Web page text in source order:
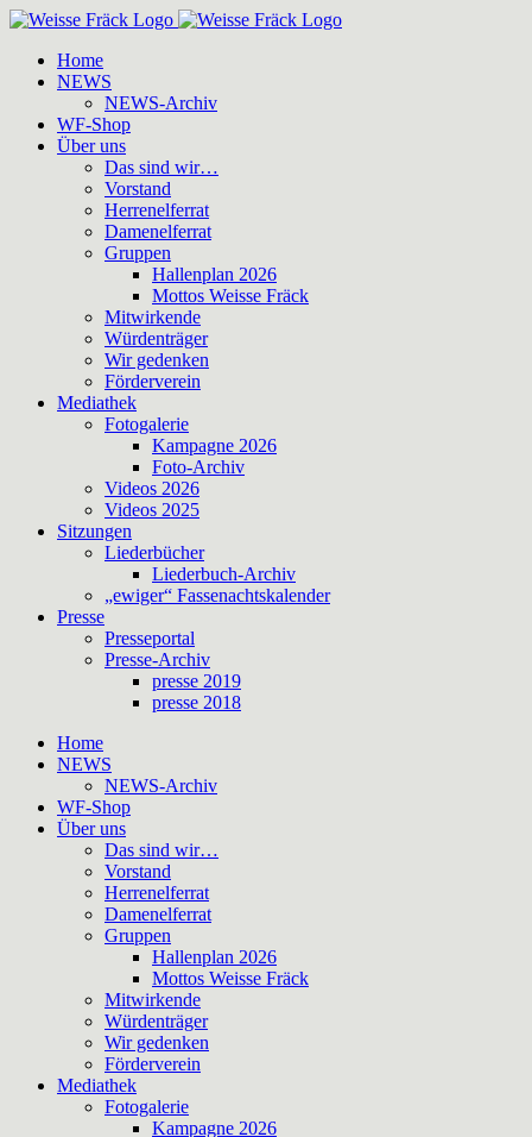
Zum
springenHome
NEWS
NEWS-Archiv
WF-Shop
Über uns
Das sind wir…
Vorstand
Herrenelferrat
Damenelferrat
Gruppen
Hallenplan 2026
Mottos Weisse Fräck
Mitwirkende
Würdenträger
Wir gedenken
Förderverein
Mediathek
Fotogalerie
Kampagne 2026
Foto-Archiv
Videos 2026
Videos 2025
Sitzungen
Liederbücher
Liederbuch-Archiv
„ewiger“ Fassenachtskalender
Presse
Presseportal
Presse-Archiv
presse 2019
presse 2018
Home
NEWS
NEWS-Archiv
WF-Shop
Über uns
Das sind wir…
Vorstand
Herrenelferrat
Damenelferrat
Gruppen
Hallenplan 2026
Mottos Weisse Fräck
Mitwirkende
Würdenträger
Wir gedenken
Förderverein
Mediathek
Fotogalerie
Kampagne 2026